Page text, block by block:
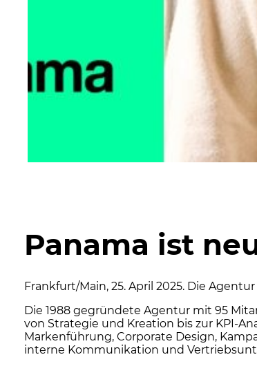
Panama ist
Frankfurt/Main, 25. April 2025. Die
Die 1988 gegründete Agentur mit 95
von Strategie und Kreation bis zur KPI-
Markenführung, Corporate Design,
interne Kommunikation und